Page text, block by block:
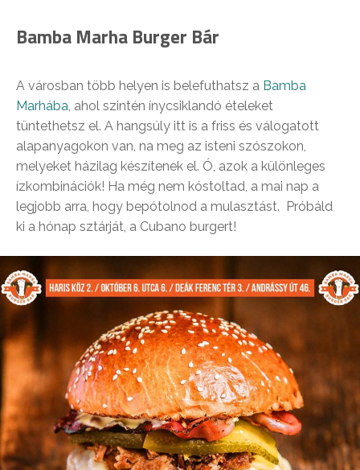
Bamba Marha Burger Bár
A városban több helyen is belefuthatsz a Bamba
Marhába, ahol szintén ínycsiklandó ételeket
tüntethetsz el. A hangsúly itt is a friss és válogatott
alapanyagokon van, na meg az isteni szószokon,
melyeket házilag készítenek el. Ó, azok a különleges
ízkombinációk! Ha még nem kóstoltad, a mai nap a
legjobb arra, hogy bepótolnod a mulasztást. Próbáld
ki a hónap sztárját, a Cubano burgert!